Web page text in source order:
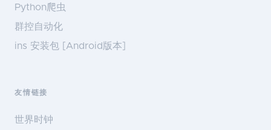
Python爬虫
群控自动化
ins 安装包 [Android版本]
友情链接
世界时钟